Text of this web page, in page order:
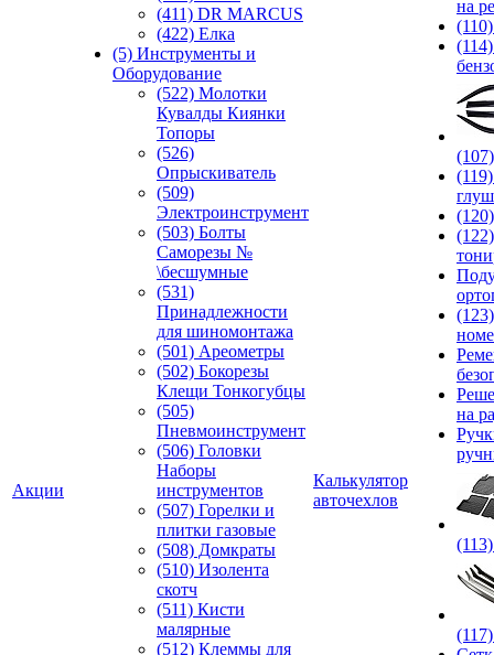
Акции
(411) DR MARCUS
(422) Елка
(5) Инструменты и
Оборудование
(522) Молотки
Кувалды Киянки
Топоры
(526)
Опрыскиватель
(509)
Электроинструмент
(503) Болты
Саморезы №
\бесшумные
(531)
Принадлежности
для шиномонтажа
(501) Ареометры
(502) Бокорезы
Клещи Тонкогубцы
(505)
Пневмоинструмент
(506) Головки
Наборы
инструментов
(507) Горелки и
плитки газовые
(508) Домкраты
(510) Изолента
скотч
(511) Кисти
малярные
(512) Клеммы для
Калькулятор
авточехлов
на
на